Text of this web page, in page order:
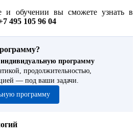
и обучении вы сможете узнать в
495 105 96 04
индивидуальную программу
продолжительностью,
— под ваши задачи.
программу